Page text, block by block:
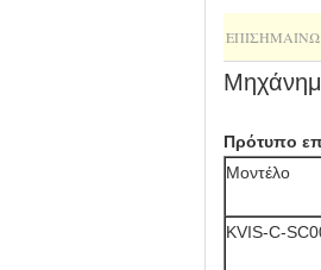
ΕΠΙΣΗΜΑΊΝΩ:
Πρότυπο
Μοντέλο
KVIS-C-